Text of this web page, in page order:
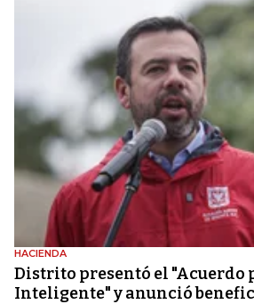
HACIENDA
Distrito presentó el "Acuerdo
Inteligente" y anunció